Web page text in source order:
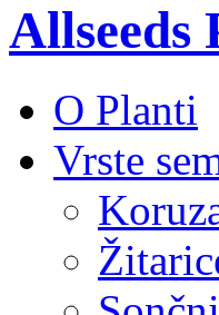
Allseeds
O Planti
Vrste